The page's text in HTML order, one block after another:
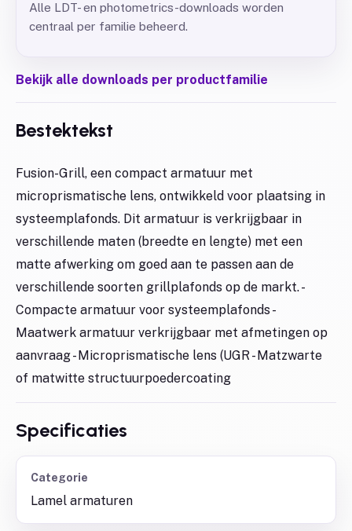
Alle LDT- en photometrics-downloads worden
centraal per familie beheerd.
Bekijk alle downloads per productfamilie
Bestektekst
Fusion-Grill, een compact armatuur met
microprismatische lens, ontwikkeld voor plaatsing in
systeemplafonds. Dit armatuur is verkrijgbaar in
verschillende maten (breedte en lengte) met een
matte afwerking om goed aan te passen aan de
verschillende soorten grillplafonds op de markt. -
Compacte armatuur voor systeemplafonds -
Maatwerk armatuur verkrijgbaar met afmetingen op
aanvraag - Microprismatische lens (UGR - Matzwarte
of matwitte structuurpoedercoating
Specificaties
Categorie
Lamel armaturen